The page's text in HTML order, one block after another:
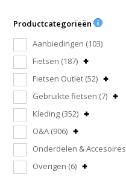
Productcategorieën
Aanbiedingen (103)
Fietsen (187)
Fietsen Outlet (52)
Gebruikte fietsen (7)
Kleding (352)
O&A (906)
Onderdelen & Accesoires
Overigen (6)